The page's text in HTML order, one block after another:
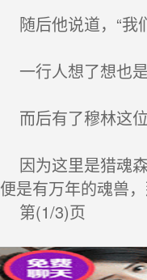
随后他说道，“我
一行人想了想也是
而后有了穆林这位
因为这里是猎魂
便是有万年的魂兽
第(1/3)页